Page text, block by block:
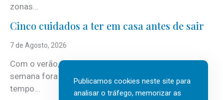
zonas...
Cinco cuidados a ter em casa antes de sair
7 de Agosto, 2026
Com o verão, chegam também as férias, os fins-de-
semana fora e os dias em que a casa fica mais
tempo...
Publicamos cookies neste site para
analisar o tráfego, memorizar as